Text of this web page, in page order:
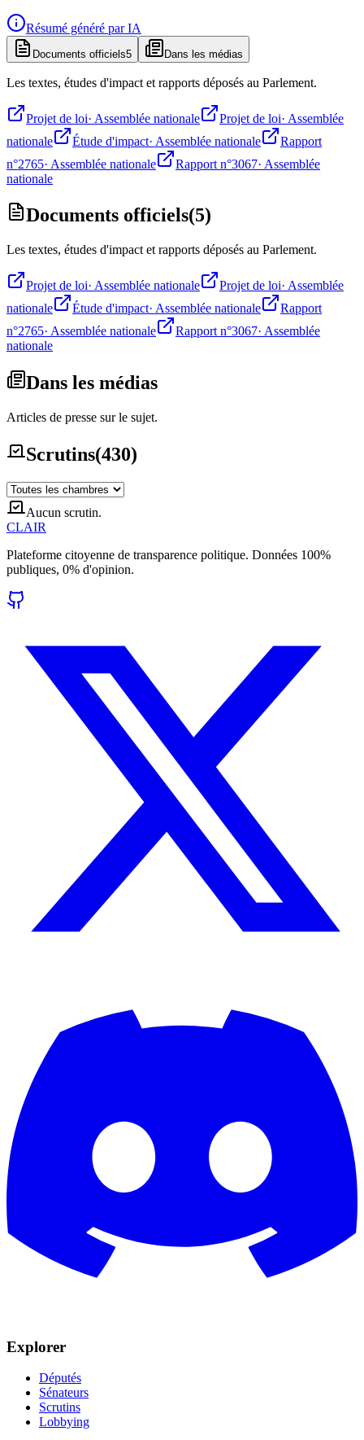
Résumé généré par IA
Documents officiels5 Dans les médias
Les textes, études d'impact et rapports déposés au Parlement.
Projet de loi· Assemblée nationale Projet de loi· Assemblée
nationale
Étude d'impact· Assemblée nationale
Rapport
n°2765· Assemblée nationale Rapport n°3067· Assemblée
nationale
Documents officiels(5)
Les textes, études d'impact et rapports déposés au Parlement.
Projet de loi· Assemblée nationale Projet de loi· Assemblée
nationale
Étude d'impact· Assemblée nationale
Rapport
n°2765· Assemblée nationale Rapport n°3067· Assemblée
nationale
Dans les médias
Articles de presse sur le sujet.
Scrutins(430)
Aucun scrutin.
CLAIR
Plateforme citoyenne de transparence politique. Données 100%
publiques, 0% d'opinion.
Explorer
Députés
Sénateurs
Scrutins
Lobbying